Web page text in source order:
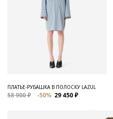
ПЛАТЬЕ-РУБАШКА В ПОЛОСКУ LAZUL
58 900 ₽ -50% 29 450 ₽